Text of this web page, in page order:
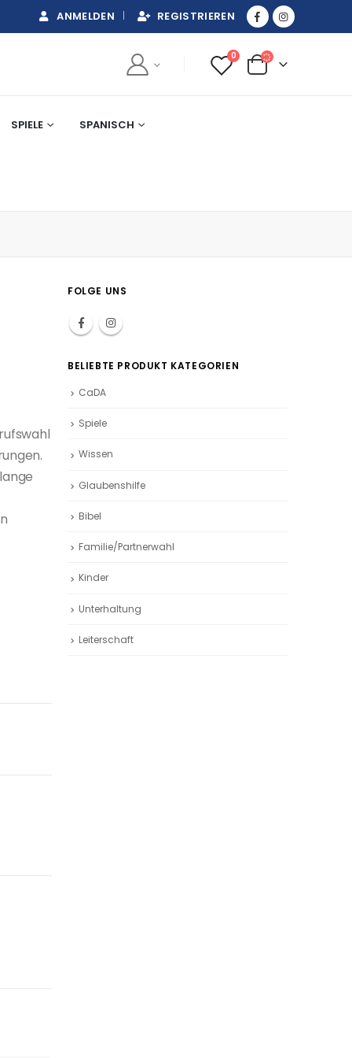
ANMELDEN REGISTRIEREN
0
SPIELE SPANISCH
FOLGE UNS
BELIEBTE PRODUKT KATEGORIEN
CaDA
Spiele
Wissen
Glaubenshilfe
Bibel
Familie/Partnerwahl
Kinder
Unterhaltung
Leiterschaft